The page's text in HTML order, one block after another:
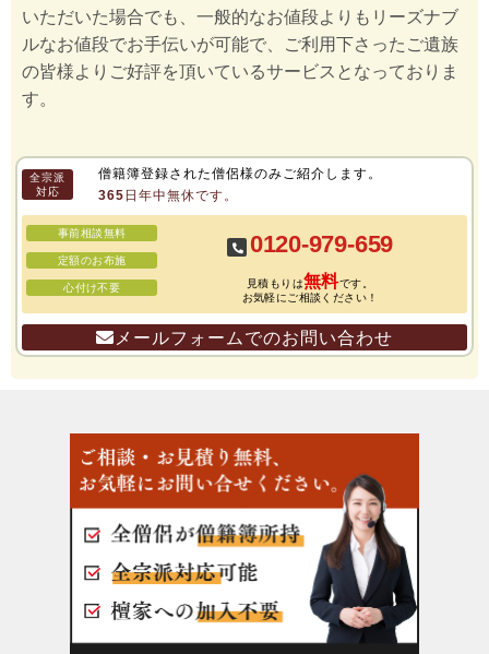
いただいた場合でも、一般的なお値段よりもリーズナブ
ルなお値段でお手伝いが可能で、ご利用下さったご遺族
の皆様よりご好評を頂いているサービスとなっておりま
す。
全宗派
対応
僧籍簿登録された僧侶様のみご紹介します。
365日年中無休です。
事前相談無料
定額のお布施
心付け不要
0120-979-659
見積もりは無料です。
お気軽にご相談ください！
メールフォームでのお問い合わせ